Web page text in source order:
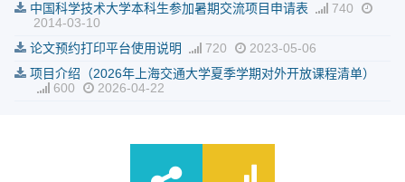
中国科学技术大学本科生参加暑期交流项目申请表
740
2014-03-10
论文预约打印平台使用说明
720
2023-05-06
项目介绍（2026年上海交通大学夏季学期对外开放课程清单）
600
2026-04-22